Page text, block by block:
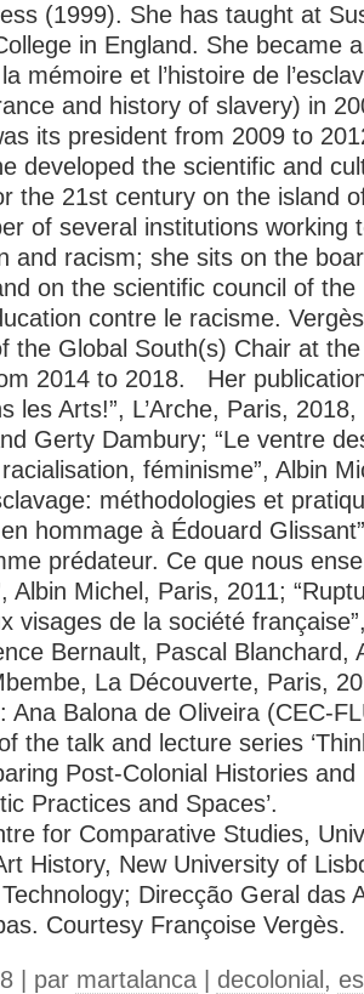
(1999). She has taught at
in England. She became
mémoire et l’histoire de
and history of slavery) in
its president from 2009 to
developed the scientific and
the 21st century on the island
of several institutions working
and racism; she sits on the
on the scientific council of the
contre le racisme.
the Global South(s) Chair at the
2014 to 2018. Her
les Arts!”, L’Arche, Paris,
Gerty Dambury; “Le ventre
féminisme”, Albin
méthodologies et
hommage à Édouard
prédateur. Ce que nous
Albin Michel, Paris, 2011;
visages de la société
Bernault, Pascal Blanchard,
La Découverte, Paris,
Ana Balona de Oliveira (CEC-
the talk and lecture series
Post-Colonial Histories
Practices and Spaces’.
for Comparative Studies,
History, New University of
Direcção Geral das
Courtesy Françoise Vergès.
| par martalanca decolonial ,